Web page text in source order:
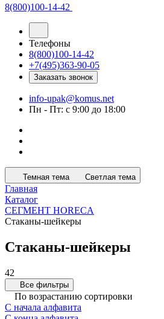
8(800)100-14-42
Телефоны
8(800)100-14-42
+7(495)363-90-05
Заказать звонок
info-upak@komus.net
Пн - Пт: с 9:00 до 18:00
Темная тема Светлая тема
Главная
Каталог
СЕГМЕНТ HORECA
Стаканы-шейкеры
Стаканы-шейкеры
42
Все фильтры
По возрастанию сортировки
С начала алфавита